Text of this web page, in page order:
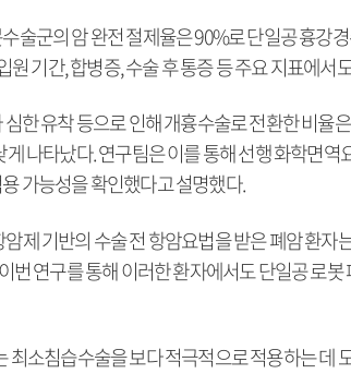
술군의 암 완전 절제율은 90%로 단일공 흉강
원 기간, 합병증, 수술 후 통증 등 주요 지표에서
한 유착 등으로 인해 개흉수술로 전환한 비율
나타났다. 연구팀은 이를 통해 선행 화학면
가능성을 확인했다고 설명했다.
제 기반의 수술 전 항암요법을 받은 폐암 환자
번 연구를 통해 이러한 환자에서도 단일공 로
최소침습수술을 보다 적극적으로 적용하는 데